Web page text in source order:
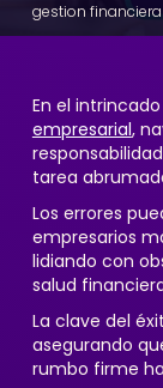
gestion financiera
En el
empresarial,
tarea
Los errores
empresarios
lidiando con
salud
La clave del
asegurando
rumbo firme